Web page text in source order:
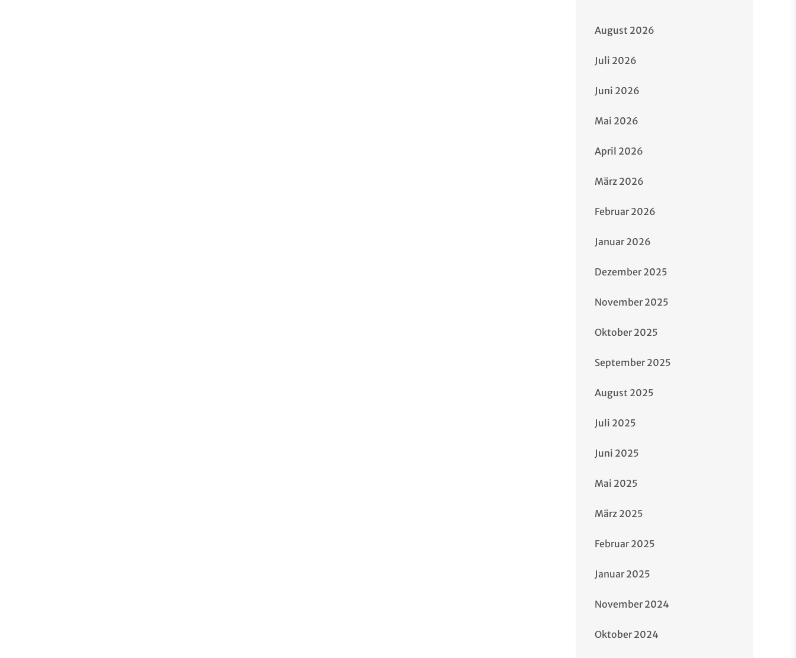
August 2026
Juli 2026
Juni 2026
Mai 2026
April 2026
März 2026
Februar 2026
Januar 2026
Dezember 2025
November 2025
Oktober 2025
September 2025
August 2025
Juli 2025
Juni 2025
Mai 2025
März 2025
Februar 2025
Januar 2025
November 2024
Oktober 2024